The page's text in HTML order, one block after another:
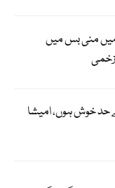
منی بس میں
حد خوش ہوں، امیشا